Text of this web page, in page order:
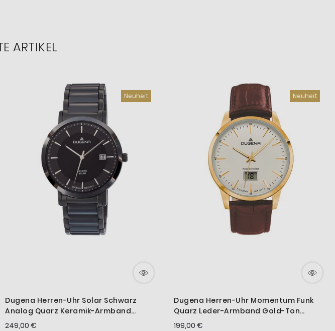
ARTIKEL
Neuheit
Dugena Herren-Uhr Solar Schwarz
Analog Quarz Keramik-Armband
4461006
249,00 €
Neuheit
Dugena Herren-Uhr Momentum Funk
Quarz Leder-Armband Gold-Ton
4460860
199,00 €